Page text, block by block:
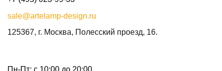
sale@artelamp-design.ru
125367, г. Москва, Полесский проезд, 16.
Пн-Пт: с 10:00 до 20:00